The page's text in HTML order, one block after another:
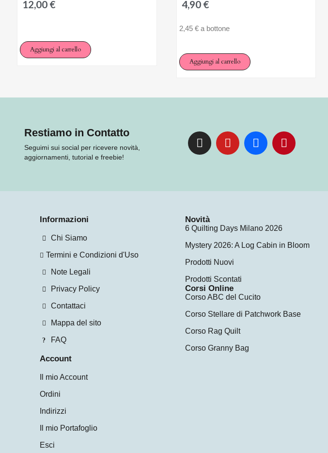
12,00 €
Aggiungi al carrello
4,90 €
2,45 € a bottone
Aggiungi al carrello
Restiamo in Contatto
Seguimi sui social per ricevere novità,
aggiornamenti, tutorial e freebie!
Informazioni
Chi Siamo
Termini e Condizioni d'Uso
Note Legali
Privacy Policy
Contattaci
Mappa del sito
FAQ
Account
Il mio Account
Ordini
Indirizzi
Il mio Portafoglio
Esci
Novità
6 Quilting Days Milano 2026
Mystery 2026: A Log Cabin in Bloom
Prodotti Nuovi
Prodotti Scontati
Corsi Online
Corso ABC del Cucito
Corso Stellare di Patchwork Base
Corso Rag Quilt
Corso Granny Bag